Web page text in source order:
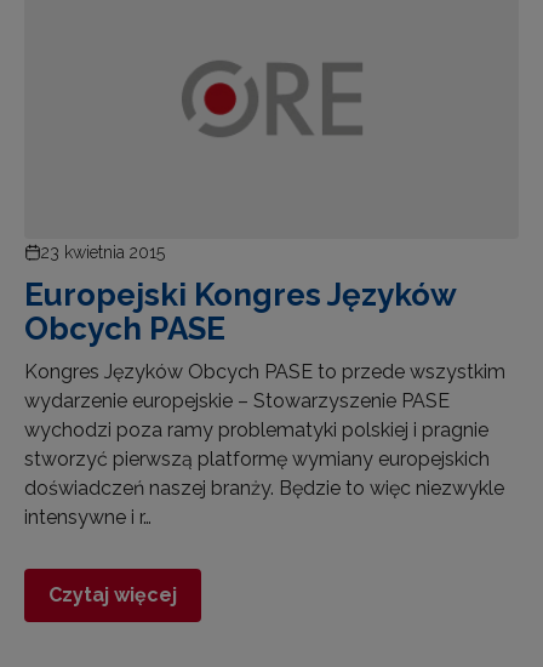
23 kwietnia 2015
Europejski Kongres Języków
Obcych PASE
Kongres Języków Obcych PASE to przede wszystkim
wydarzenie europejskie – Stowarzyszenie PASE
wychodzi poza ramy problematyki polskiej i pragnie
stworzyć pierwszą platformę wymiany europejskich
doświadczeń naszej branży. Będzie to więc niezwykle
intensywne i r…
Czytaj więcej